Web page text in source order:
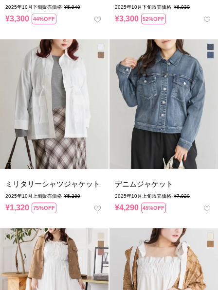
2025年10月下旬販売価格 ¥5,940
¥3,300 44%OFF
2025年10月下旬販売価格 ¥6,930
¥3,300 52%OFF
ミリタリーシャツジャケット
2025年10月上旬販売価格 ¥5,280
¥1,320 75%OFF
デニムジャケット
2025年10月上旬販売価格 ¥7,920
¥4,290 45%OFF